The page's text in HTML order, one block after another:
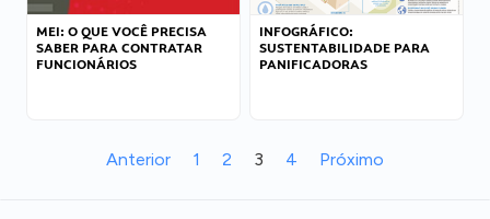
MEI: O QUE VOCÊ PRECISA
SABER PARA CONTRATAR
FUNCIONÁRIOS
INFOGRÁFICO:
SUSTENTABILIDADE PARA
PANIFICADORAS
Anterior 1 2 3 4 Próximo